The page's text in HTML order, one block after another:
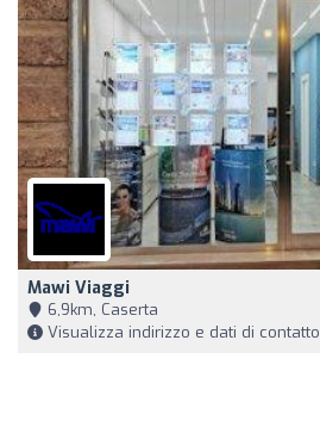
Mawi Viaggi
6,9km, Caserta
Visualizza indirizzo e dati di contatto